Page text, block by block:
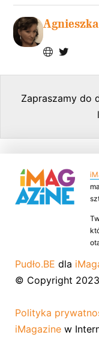
Zapraszamy do
Pudło.BE dla
© Copyright
Polityka
iMagazine w